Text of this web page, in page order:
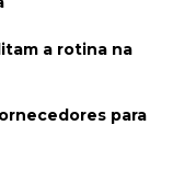
a rotina na
para